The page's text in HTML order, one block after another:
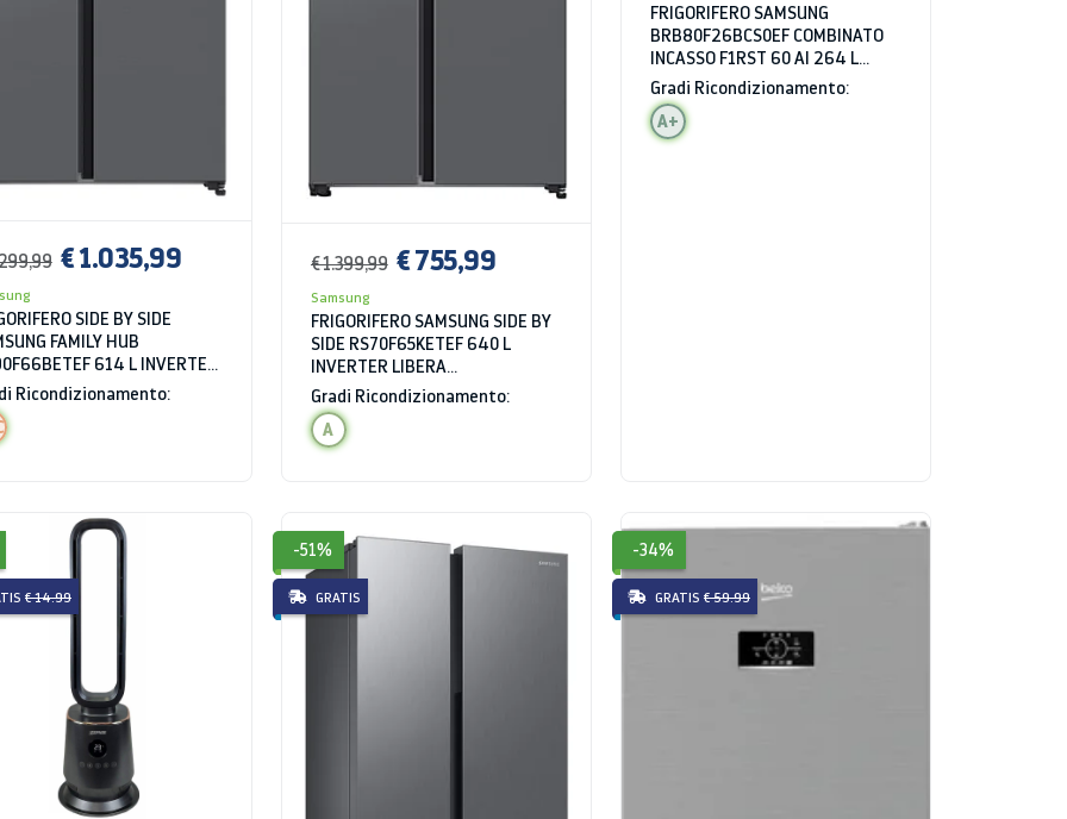
€ 1.035,99
SIDE BY SIDE
FAMILY HUB
614 L INVERTER
ACQUA E GHIACCIO
LIBERA INSTALLAZIONE
CLASSE E
Ricondizionamento:
€ 1.399,99 € 755,99
Samsung
FRIGORIFERO SAMSUNG SIDE BY
SIDE RS70F65KETEF 640 L
INVERTER LIBERA
INSTALLAZIONE DISPENSER
ACQUA E GHIACCIO WIFI INOX
CLASSE D
Gradi Ricondizionamento:
A
FRIGORIFERO SAMSUNG
BRB80F26BCS0EF COMBINATO
INCASSO F1RST 60 AI 264 L
TOTAL NO FROST INVERTER WIFI
CLASSE D
Gradi Ricondizionamento:
A+
€ 14.99
-51%
GRATIS
-34%
GRATIS € 59.99